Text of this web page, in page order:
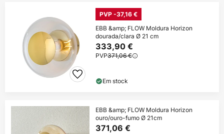
PVP -37,16 €
EBB &amp; FLOW Moldura Horizon
dourada/clara Ø 21 cm
333,90 €
PVP371,06 €
Em stock
EBB &amp; FLOW Moldura Horizon
ouro/ouro-fumo Ø 21cm
371,06 €